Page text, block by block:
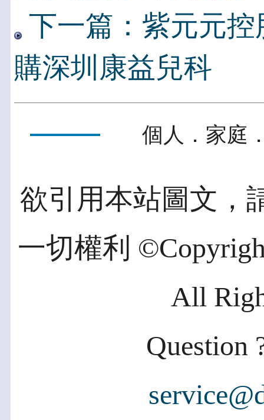
下一篇：紫元元
購深圳康益兒科
個人．家庭
欲引用本站圖文，
一切權利
All
Question